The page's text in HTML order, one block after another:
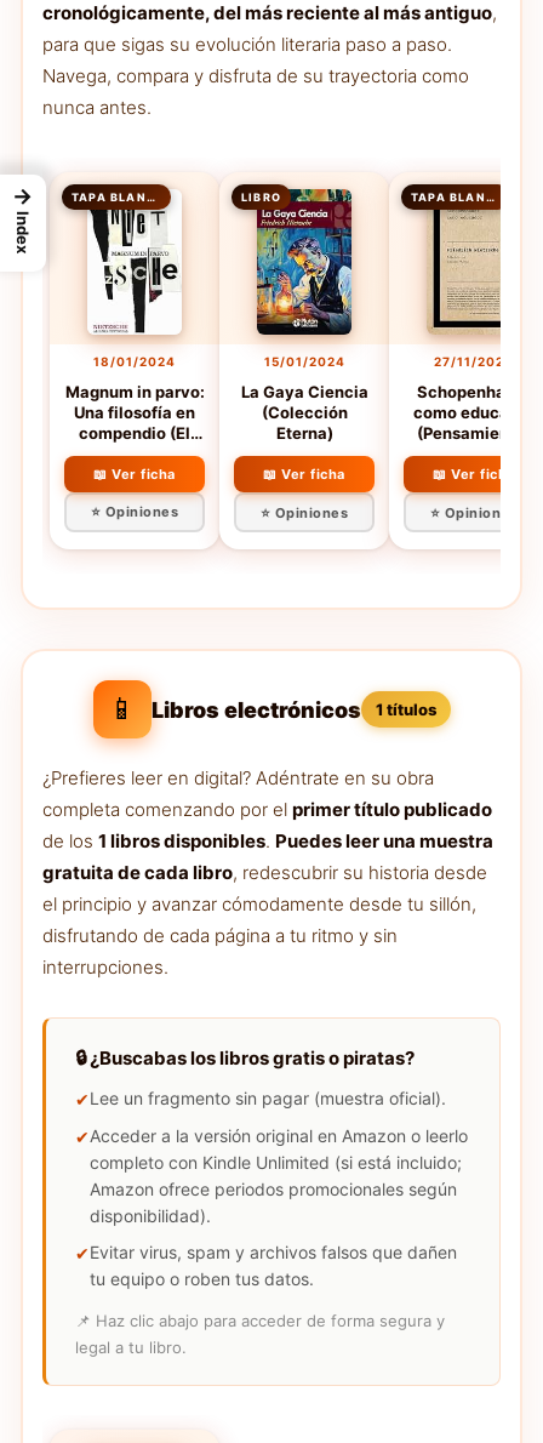
cronológicamente, del más reciente al más antiguo,
para que sigas su evolución literaria paso a paso.
Navega, compara y disfruta de su trayectoria como
nunca antes.
TAPA BLANDA
18/01/2024
Magnum in parvo:
Una filosofía en
compendio (El
libro de bolsillo -
Bibliotecas de
autor - Biblioteca
Nietzsche)
📖 Ver ficha
⭐ Opiniones
LIBRO
15/01/2024
La Gaya Ciencia
(Colección
Eterna)
📖 Ver ficha
⭐ Opiniones
TAPA BLANDA
27/11/2023
Schopenhauer
como educador
(Pensamiento)
📖 Ver ficha
⭐ Opiniones
📱 Libros electrónicos 1 títulos
¿Prefieres leer en digital? Adéntrate en su obra
completa comenzando por el primer título publicado
de los 1 libros disponibles. Puedes leer una muestra
gratuita de cada libro, redescubrir su historia desde
el principio y avanzar cómodamente desde tu sillón,
disfrutando de cada página a tu ritmo y sin
interrupciones.
🔒 ¿Buscabas los libros gratis o piratas?
Lee un fragmento sin pagar (muestra oficial).
Acceder a la versión original en Amazon o leerlo
completo con Kindle Unlimited (si está incluido;
Amazon ofrece periodos promocionales según
disponibilidad).
Evitar virus, spam y archivos falsos que dañen
tu equipo o roben tus datos.
📌 Haz clic abajo para acceder de forma segura y
legal a tu libro.
→
Index